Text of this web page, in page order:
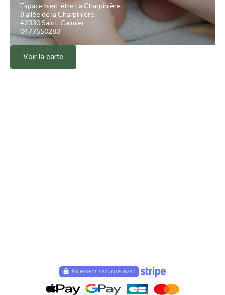
Espace bien-être La Charpinière
8 allée de la Charpinière
42330 Saint-Galmier
0477550283
Voir la carte